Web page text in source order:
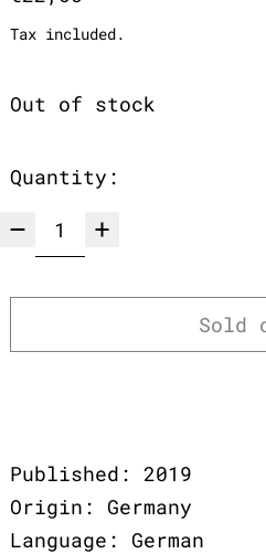
Tax included.
Out of stock
Quantity:
Sold
Published: 2019
Origin: Germany
Language: German